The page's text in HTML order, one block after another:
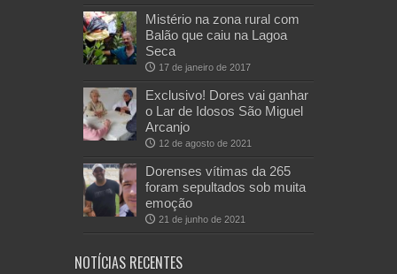
Mistério na zona rural com
Balão que caiu na Lagoa
Seca
17 de janeiro de 2017
Exclusivo! Dores vai ganhar
o Lar de Idosos São Miguel
Arcanjo
12 de agosto de 2021
Dorenses vítimas da 265
foram sepultados sob muita
emoção
21 de junho de 2021
NOTÍCIAS RECENTES